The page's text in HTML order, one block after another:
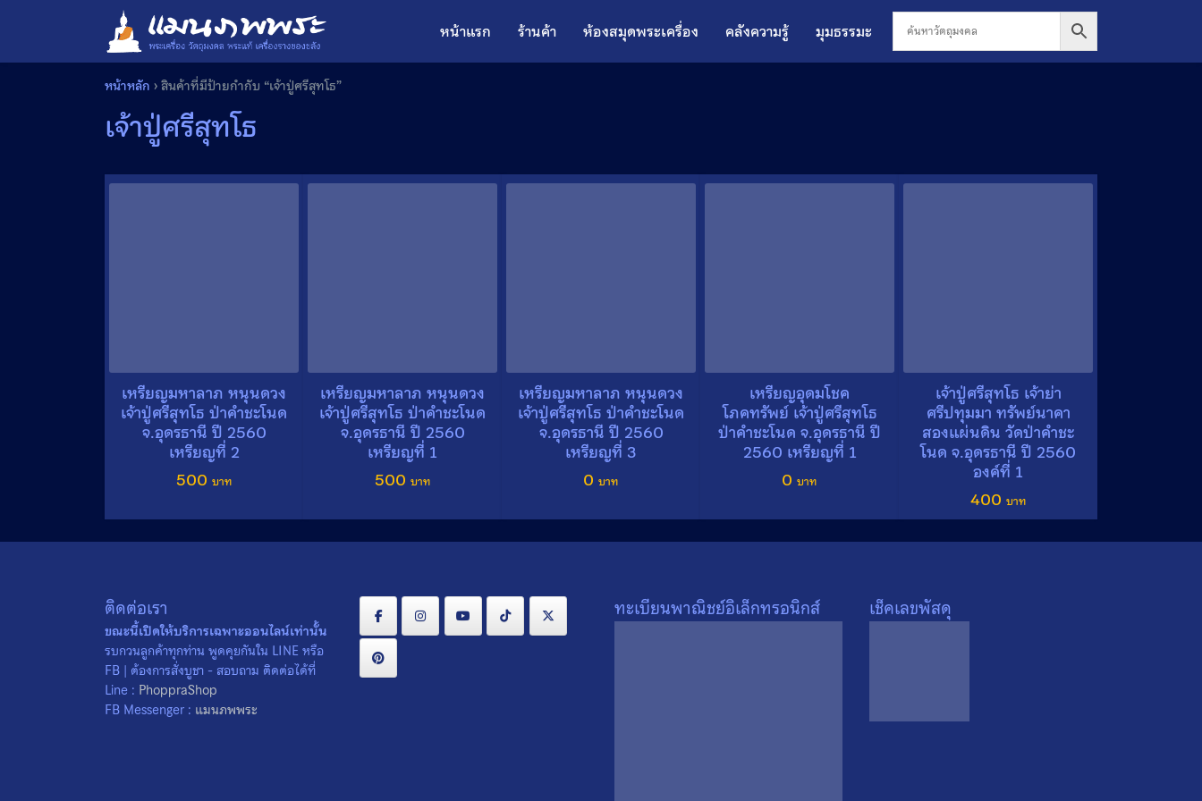
หน้าแรก ร้านค้า ห้องสมุดพระเครื่อง คลังความรู้ มุมธรรมะ
หน้าหลัก ›สินค้าที่มีป้ายกำกับ “เจ้าปู่ศรีสุทโธ”
เจ้าปู่ศรีสุทโธ
เหรียญมหาลาภ หนุนดวง
เจ้าปู่ศรีสุทโธ ป่าคำชะโนด
จ.อุดรธานี ปี 2560
เหรียญที่ 2
500
เหรียญมหาลาภ หนุนดวง
เจ้าปู่ศรีสุทโธ ป่าคำชะโนด
จ.อุดรธานี ปี 2560
เหรียญที่ 1
500
เหรียญมหาลาภ หนุนดวง
เจ้าปู่ศรีสุทโธ ป่าคำชะโนด
จ.อุดรธานี ปี 2560
เหรียญที่ 3
0
เหรียญอุดมโชค
โภคทรัพย์ เจ้าปู่ศรีสุทโธ
ป่าคำชะโนด จ.อุดรธานี ปี
2560 เหรียญที่ 1
0
เจ้าปู่ศรีสุทโธ เจ้าย่า
ศรีปทุมมา ทรัพย์นาคา
สองแผ่นดิน วัดป่าคำชะ
โนด จ.อุดรธานี ปี 2560
องค์ที่ 1
400
ติดต่อเรา
ขณะนี้เปิดให้บริการเฉพาะออนไลน์เท่านั้น
รบกวนลูกค้าทุกท่าน พูดคุยกันใน LINE หรือ
FB | ต้องการสั่งบูชา - สอบถาม ติดต่อได้ที่
Line : PhoppraShop
FB Messenger : แมนภพพระ
ทะเบียนพาณิชย์อิเล็กทรอนิกส์ เช็คเลขพัสดุ